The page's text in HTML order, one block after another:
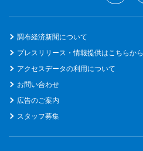
調布経済新聞について
プレスリリース・情報提供はこちらから
アクセスデータの利用について
お問い合わせ
広告のご案内
スタッフ募集